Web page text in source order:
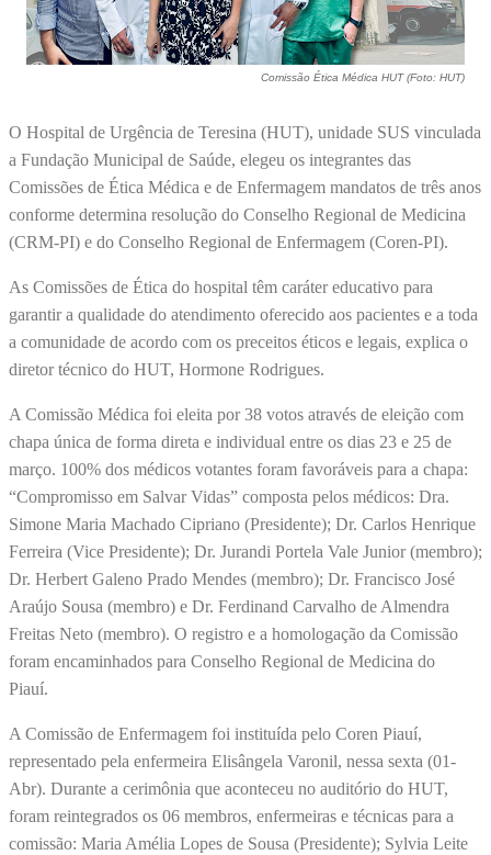
Comissão Ética Médica HUT (Foto: HUT)
O Hospital de Urgência de Teresina (HUT), unidade SUS vinculada
a Fundação Municipal de Saúde, elegeu os integrantes das
Comissões de Ética Médica e de Enfermagem mandatos de três anos
conforme determina resolução do Conselho Regional de Medicina
(CRM-PI) e do Conselho Regional de Enfermagem (Coren-PI).
As Comissões de Ética do hospital têm caráter educativo para
garantir a qualidade do atendimento oferecido aos pacientes e a toda
a comunidade de acordo com os preceitos éticos e legais, explica o
diretor técnico do HUT, Hormone Rodrigues.
A Comissão Médica foi eleita por 38 votos através de eleição com
chapa única de forma direta e individual entre os dias 23 e 25 de
março. 100% dos médicos votantes foram favoráveis para a chapa:
“Compromisso em Salvar Vidas” composta pelos médicos: Dra.
Simone Maria Machado Cipriano (Presidente); Dr. Carlos Henrique
Ferreira (Vice Presidente); Dr. Jurandi Portela Vale Junior (membro);
Dr. Herbert Galeno Prado Mendes (membro); Dr. Francisco José
Araújo Sousa (membro) e Dr. Ferdinand Carvalho de Almendra
Freitas Neto (membro). O registro e a homologação da Comissão
foram encaminhados para Conselho Regional de Medicina do
Piauí.
A Comissão de Enfermagem foi instituída pelo Coren Piauí,
representado pela enfermeira Elisângela Varonil, nessa sexta (01-
Abr). Durante a cerimônia que aconteceu no auditório do HUT,
foram reintegrados os 06 membros, enfermeiras e técnicas para a
comissão: Maria Amélia Lopes de Sousa (Presidente); Sylvia Leite